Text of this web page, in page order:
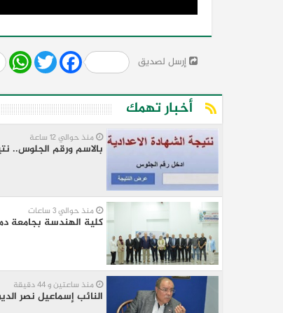
إرسل لصديق WhatsApp
Twitter Facebook
أخبار تهمك
منذ حوالي 12 ساعة
بالاسم ورقم الجلوس..
منذ حوالي 3 ساعات
كلية الهندسة بجامعة
منذ ساعتين و 44 دقيقة
النائب إسماعيل نصر